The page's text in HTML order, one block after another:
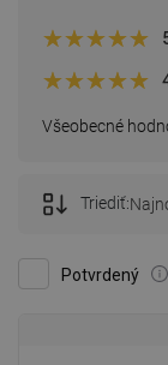
Všeobecné
Potvrdený
Triediť: